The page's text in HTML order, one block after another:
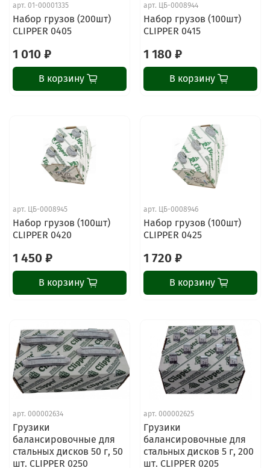
арт. 01-00001335
Набор грузов (200шт)
CLIPPER 0405
1 010 ₽
В корзину
арт. ЦБ-0008944
Набор грузов (100шт)
CLIPPER 0415
1 180 ₽
В корзину
арт. ЦБ-0008945
Набор грузов (100шт)
CLIPPER 0420
1 450 ₽
В корзину
арт. ЦБ-0008946
Набор грузов (100шт)
CLIPPER 0425
1 720 ₽
В корзину
арт. 000002634
Грузики
балансировочные для
стальных дисков 50 г, 50
шт. CLIPPER 0250
арт. 000002625
Грузики
балансировочные для
стальных дисков 5 г, 200
шт. CLIPPER 0205